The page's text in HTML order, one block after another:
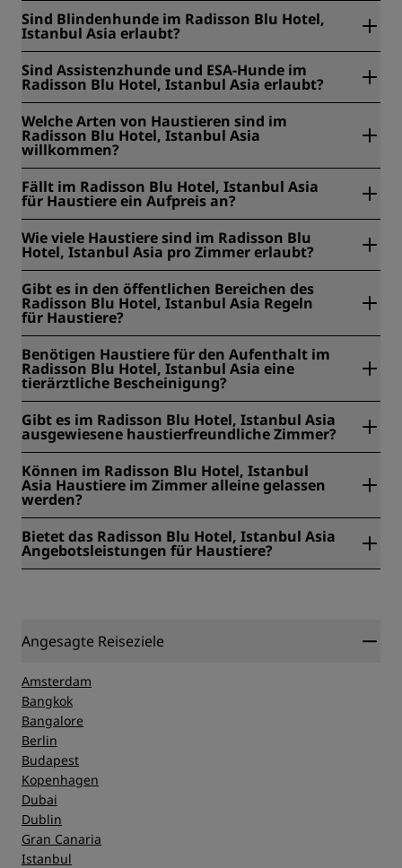
Sind Blindenhunde im Radisson Blu Hotel,
Istanbul Asia erlaubt?
erlaubt.
Sind Assistenzhunde und ESA-Hunde im
Radisson Blu Hotel, Istanbul Asia erlaubt?
Hotel, Istanbul Asia erlaubt.
Welche Arten von Haustieren sind im
Radisson Blu Hotel, Istanbul Asia
willkommen?
Hunde erlaubt. Es gibt keine Gewichts- oder
Höhenbeschränkungen.
Fällt im Radisson Blu Hotel, Istanbul Asia
für Haustiere ein Aufpreis an?
Aufpreis für Haustiere berechnet.
Wie viele Haustiere sind im Radisson Blu
Hotel, Istanbul Asia pro Zimmer erlaubt?
maximal drei Haustiere erlaubt.
Gibt es in den öffentlichen Bereichen des
Radisson Blu Hotel, Istanbul Asia Regeln
für Haustiere?
Hotel, Istanbul Asia gibt es keine Regeln für Haustiere.
Benötigen Haustiere für den Aufenthalt im
Radisson Blu Hotel, Istanbul Asia eine
tierärztliche Bescheinigung?
Blu Hotel, Istanbul Asia keine tierärztliche Bescheinigung.
Gibt es im Radisson Blu Hotel, Istanbul Asia
ausgewiesene haustierfreundliche Zimmer?
ausgewiesenen haustierfreundlichen Zimmer.
Können im Radisson Blu Hotel, Istanbul
Asia Haustiere im Zimmer alleine gelassen
werden?
im Zimmer alleine gelassen werden.
Bietet das Radisson Blu Hotel, Istanbul Asia
Angebotsleistungen für Haustiere?
Angesagte Reiseziele
Amsterdam
Bangkok
Bangalore
Berlin
Budapest
Kopenhagen
Dubai
Dublin
Gran Canaria
Istanbul